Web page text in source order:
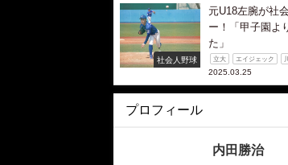
社会人野球
元U18左腕が社
ー！「甲子園よ
た」
立大 エイジェック
2025.03.25
プロフィール
内田勝治